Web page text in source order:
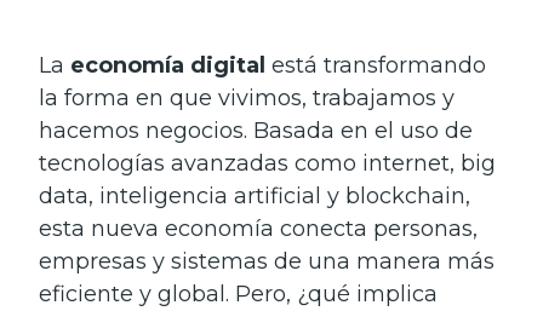
La economía digital está transformando
la forma en que vivimos, trabajamos y
hacemos negocios. Basada en el uso de
tecnologías avanzadas como internet, big
data, inteligencia artificial y blockchain,
esta nueva economía conecta personas,
empresas y sistemas de una manera más
eficiente y global. Pero, ¿qué implica